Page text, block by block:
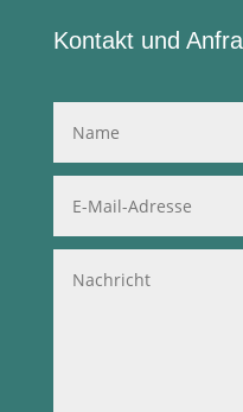
Kontakt und